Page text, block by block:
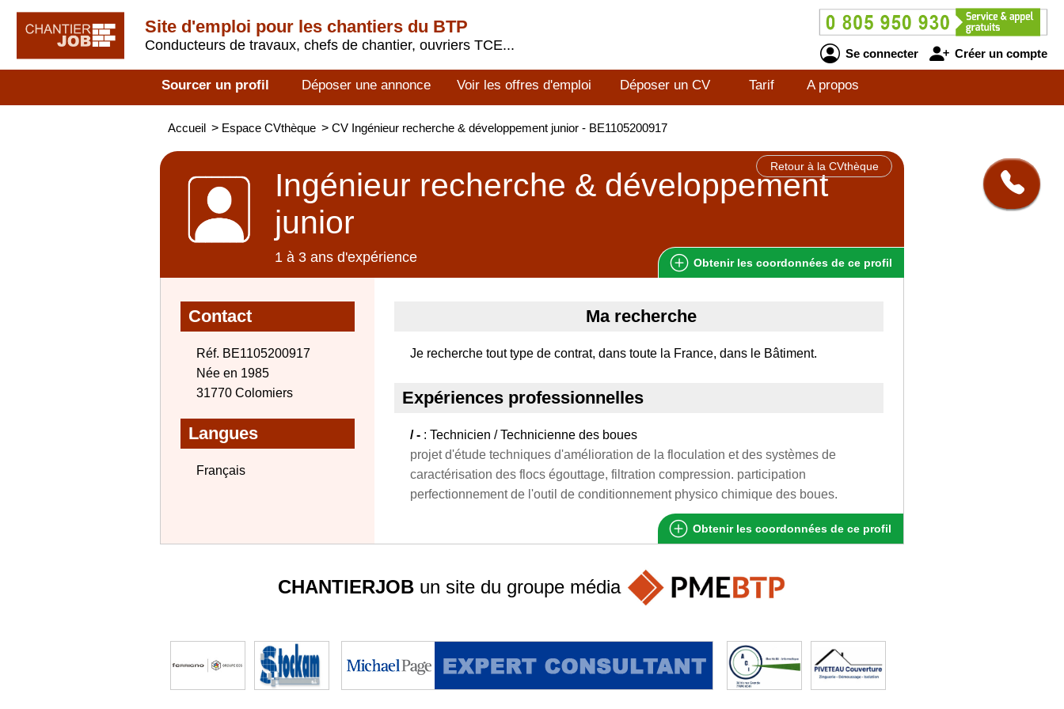
Site d'emploi pour les chantiers du BTP
Conducteurs de travaux, chefs de chantier, ouvriers TCE...
Se connecter Créer un compte
Sourcer un profil Déposer une annonce Voir les offres d'emploi Déposer un CV Tarif A propos
Accueil > Espace CVthèque > CV Ingénieur recherche & développement junior - BE1105200917
Retour à la CVthèque
Ingénieur recherche & développement
junior
1 à 3 ans d'expérience Obtenir les coordonnées de ce profil
Contact
Réf. BE1105200917
Née en 1985
31770 Colomiers
Langues
Français
Ma recherche
Je recherche tout type de contrat, dans toute la France, dans le Bâtiment.
Expériences professionnelles
/ - : Technicien / Technicienne des boues
projet d'étude techniques d'amélioration de la floculation et des systèmes de
caractérisation des flocs égouttage, filtration compression. participation
perfectionnement de l'outil de conditionnement physico chimique des boues.
Obtenir les coordonnées de ce profil
CHANTIERJOBun site du groupe média